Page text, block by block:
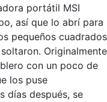
portátil MSI
así que lo abrí para
pequeños cuadrados
Originalmente
con un poco de
los puse
días después, se